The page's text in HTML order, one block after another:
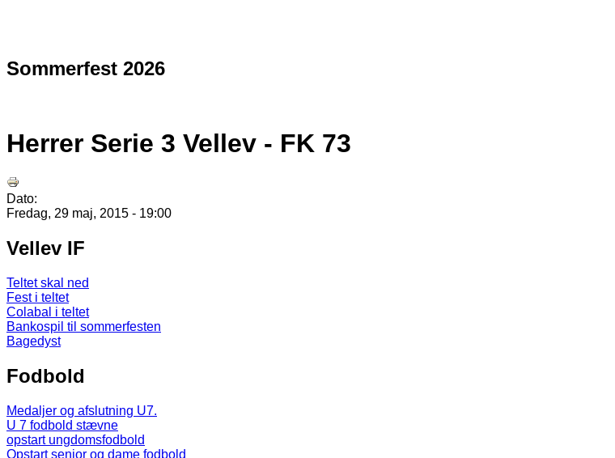
Sommerfest 2026
Herrer Serie 3 Vellev - FK 73
Dato:
Fredag, 29 maj, 2015 - 19:00
Vellev IF
Teltet skal ned
Fest i teltet
Colabal i teltet
Bankospil til sommerfesten
Bagedyst
Fodbold
Medaljer og afslutning U7.
U 7 fodbold stævne
opstart ungdomsfodbold
Opstart senior og dame fodbold